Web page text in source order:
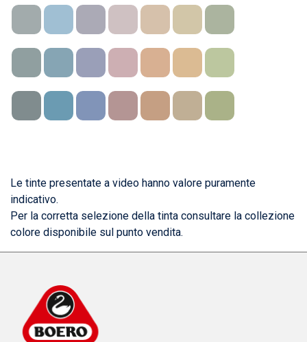
Le tinte presentate a video hanno valore puramente
indicativo.
Per la corretta selezione della tinta consultare la collezione
colore disponibile sul punto vendita.